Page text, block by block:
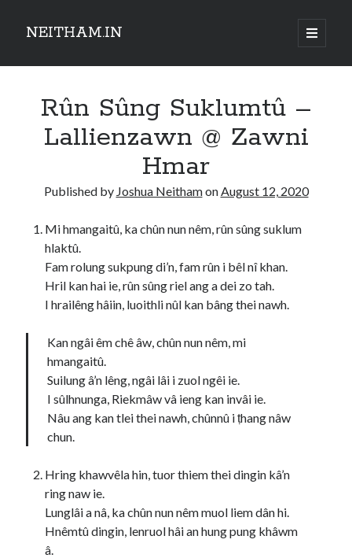
NEITHAM.IN
open
primary
Sidebar
Rûn Sûng Suklumtû –
Lallienzawn @ Zawni
Hmar
Published by Joshua NeithamonAugust 12, 2020
Mi hmangaitû, ka chûn nun nêm, rûn sûng suklum
hlaktû.
Fam rolung sukpung di’n, fam rûn i bêl nî khan.
Hril kan hai ie, rûn sûng riel ang a dei zo tah.
I hrailêng hâiin, luoithli nûl kan bâng thei nawh.
Kan ngâi êm chê âw, chûn nun nêm, mi
hmangaitû.
Suilung â’n lêng, ngâi lâi i zuol ngêi ie.
I sûlhnunga, Riekmâw vâ ieng kan invâi ie.
Nâu ang kan tlei thei nawh, chûnnû i ṭhang nâw
chun.
Hring khawvêla hin, tuor thiem thei dingin kâ’n
ring naw ie.
Lunglâi a nâ, ka chûn nun nêm muol liem dân hi.
Hnêmtû dingin, lenruol hâi an hung pung khâwm
â.